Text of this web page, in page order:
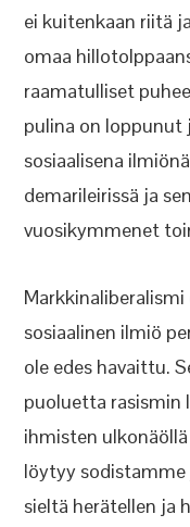
ei kuitenkaan riitä
omaa
raamatulliset
pulina on
sosiaalisena
demarileirissä ja
vuosikymmenet
sosiaalinen ilmiö
ole edes havaittu.
puoluetta rasismin
ihmisten
löytyy sodistamme
sieltä herätellen ja